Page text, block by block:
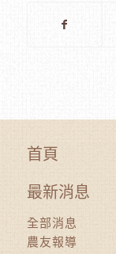
首頁
最新消息
全部消息
農友報導